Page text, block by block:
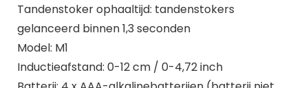
Tandenstoker ophaaltijd: tandenstokers
gelanceerd binnen 1,3 seconden
Model: M1
Inductieafstand: 0-12 cm / 0-4,72 inch